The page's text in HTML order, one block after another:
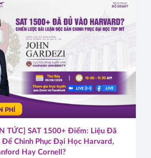
TỨC] SAT 1500+ Điểm: Liệu Đã
Chinh Phục Đại Học Harvard,
Hay Cornell?